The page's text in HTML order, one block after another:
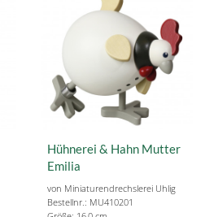
Hühnerei & Hahn Mutter
Emilia
von Miniaturendrechslerei Uhlig
Bestellnr.: MU410201